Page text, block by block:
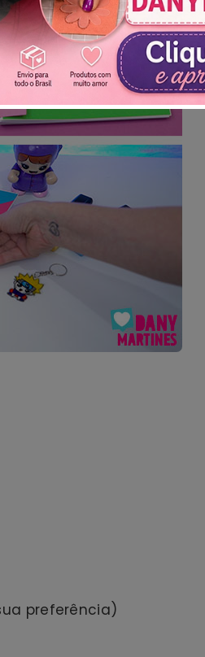
preferência)
Não mostrar novamente